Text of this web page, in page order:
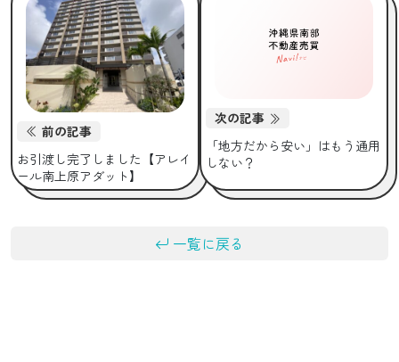
前の記事
お引渡し完了しました【アレイ
ール南上原アダット】
次の記事
「地方だから安い」はもう通用
しない？
一覧に戻る